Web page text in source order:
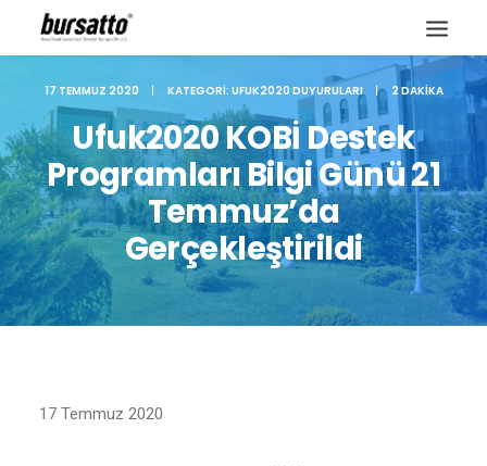
Site içi arama
17 TEMMUZ 2020 | KATEGORI: UFUK2020 DUYURULARI | 2 DAKIKA
Ufuk2020 KOBİ Destek
Programları Bilgi Günü 21
Temmuz’da
Gerçekleştirildi
17 Temmuz 2020